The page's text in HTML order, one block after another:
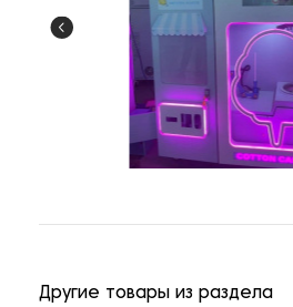
Другие товары из раздела